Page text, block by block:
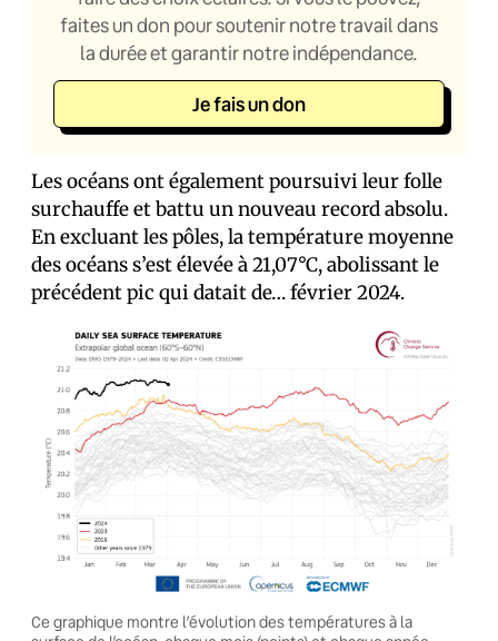
faites un don pour soutenir notre travail dans
la durée et garantir notre indépendance.
Je fais un don
Les océans ont également poursuivi leur folle
surchauffe et battu un nouveau record absolu.
En excluant les pôles, la température moyenne
des océans s’est élevée à 21,07°C, abolissant le
précédent pic qui datait de… février 2024.
Ce graphique montre l’évolution des températures à la